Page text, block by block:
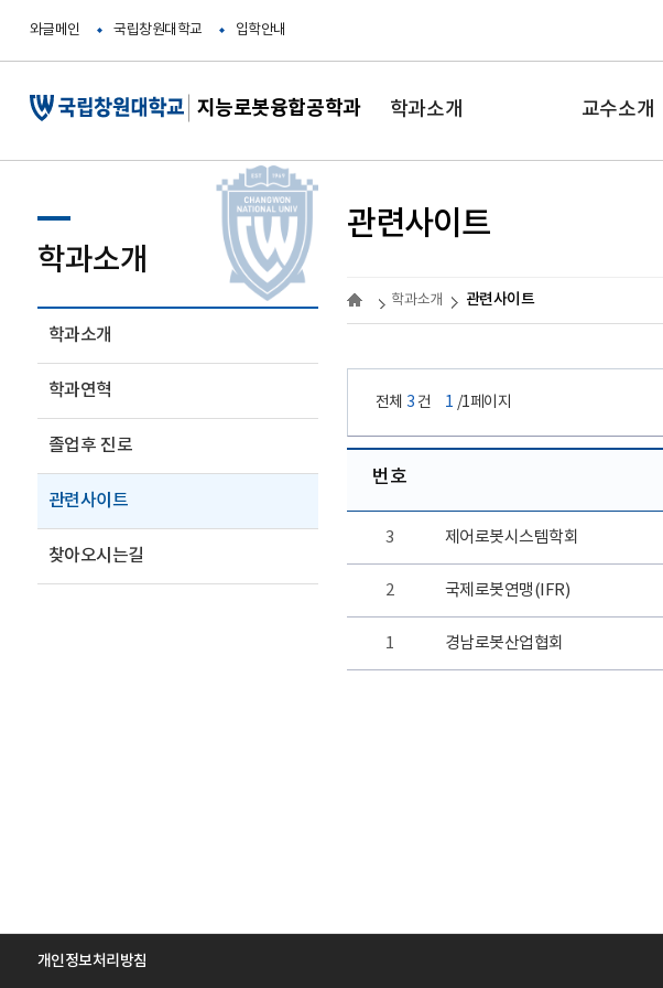
와글메인 국립창원대학교 입학안내
지능로봇융합공학과 학과소개 교수소개
학과소개
학과소개
학과연혁
졸업후 진로
관련사이트
찾아오시는길
관련사이트
학과소개 관련사이트
전체 3 건 1 /1페이지
번호
3 제어로봇시스템학회
2 국제로봇연맹(IFR)
1 경남로봇산업협회
개인정보처리방침